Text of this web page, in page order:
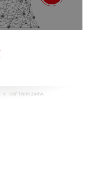
red-team zaaw.